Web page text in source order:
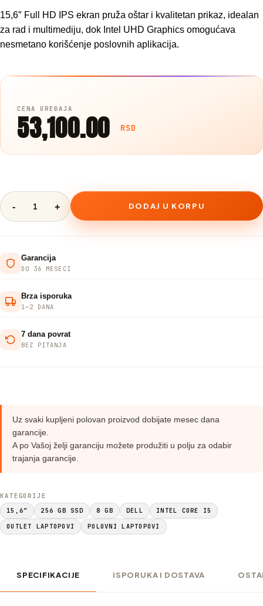
15,6″ Full HD IPS ekran pruža oštar i kvalitetan prikaz, idealan
za rad i multimediju, dok Intel UHD Graphics omogućava
nesmetano korišćenje poslovnih aplikacija.
53,100.00 RSD
DODAJ U KORPU
Garancija
DO 36 MESECI
Brza isporuka
1—2 DANA
7 dana povrat
BEZ PITANJA
Uz svaki kupljeni polovan proizvod dobijate mesec dana
garancije.
A po Vašoj želji garanciju možete produžiti u polju za odabir
trajanja garancije.
KATEGORIJE
15,6”
256 GB SSD 8 GB DELL
INTEL CORE I5
OUTLET LAPTOPOVI
POLOVNI LAPTOPOVI
SPECIFIKACIJE ISPORUKA I DOSTAVA